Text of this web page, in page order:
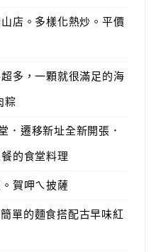
店。多樣化熱炒。平價
多，一顆就很滿足的海
粽
．遷移新址全新開張．
的食堂料理
賀呷ㄟ披薩
單的麵食搭配古早味紅